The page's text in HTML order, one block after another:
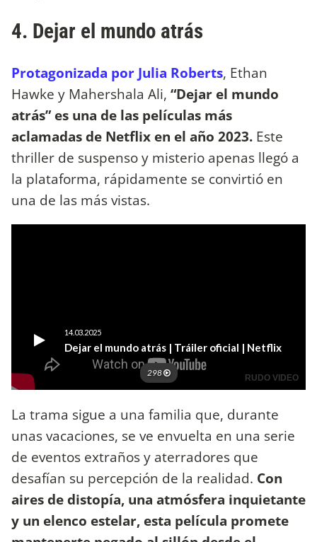
4. Dejar el mundo atrás
Protagonizada por Julia Roberts, Ethan
Hawke y Mahershala Ali, “Dejar el mundo
atrás” es una de las películas más
aclamadas de Netflix en el año 2023. Este
thriller de suspenso y misterio apenas llegó a
la plataforma, rápidamente se convirtió en
una de las más vistas.
La trama sigue a una familia que, durante
unas vacaciones, se ve envuelta en una serie
de eventos extraños y aterradores que
desafían su percepción de la realidad. Con
aires de distopía, una atmósfera inquietante
y un elenco estelar, esta película promete